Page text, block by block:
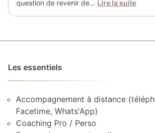
question de revenir de… Lire la suite
Les essentiels
Accompagnement à distance
Facetime, Whats'App)
Coaching Pro / Perso